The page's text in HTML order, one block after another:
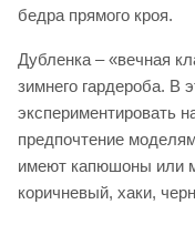
бедра прямого кроя.
Дубленка – «вечная
зимнего гардероба. В
экспериментировать
предпочтение
имеют капюшоны или
коричневый, хаки,